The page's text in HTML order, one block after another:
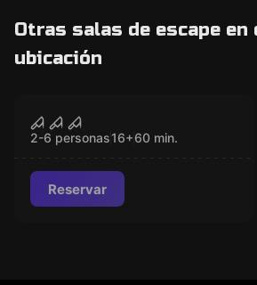
Otras salas de escape en
ubicación
El Sacerdote
2-6 personas16+60 min.
Reservar